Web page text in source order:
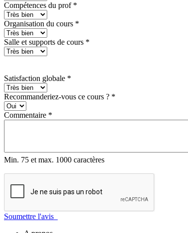
Compétences du prof *
Organisation du cours *
Salle et supports de cours *
Satisfaction globale *
Recommanderiez-vous ce cours ? *
Commentaire *
Min. 75 et max. 1000 caractères
Soumettre l'avis